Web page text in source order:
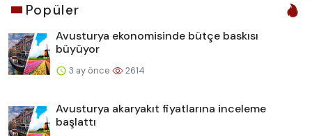
Popüler
Avusturya ekonomisinde bütçe baskısı
büyüyor
3 ay önce 2614
Avusturya akaryakıt fiyatlarına inceleme
başlattı